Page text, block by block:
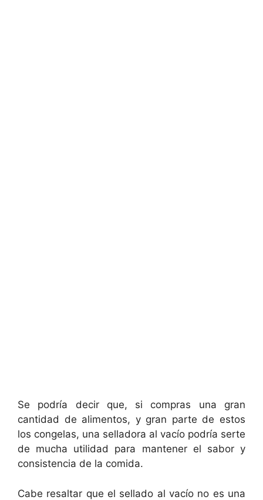
Se podría decir que, si compras una gran
cantidad de alimentos, y gran parte de estos
los congelas, una selladora al vacío podría serte
de mucha utilidad para mantener el sabor y
consistencia de la comida.
Cabe resaltar que el sellado al vacío no es una